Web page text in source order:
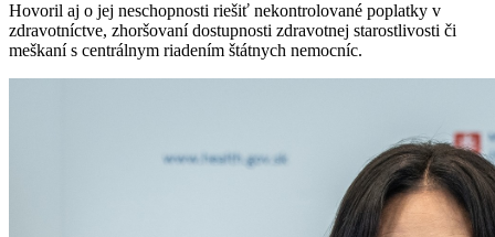
Hovoril aj o jej neschopnosti riešiť nekontrolované poplatky v
zdravotníctve, zhoršovaní dostupnosti zdravotnej starostlivosti či
meškaní s centrálnym riadením štátnych nemocníc.